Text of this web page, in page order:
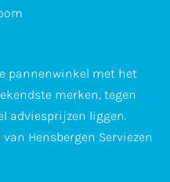
pannenwinkel met het
merken, tegen
adviesprijzen liggen.
Hensbergen Serviezen